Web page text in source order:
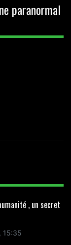
paranormal
, un secret
15:35